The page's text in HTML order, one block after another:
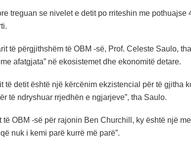
treguan se nivelet e detit po rriteshin me
të përgjithshëm të OBM -së, Prof. Celeste Saulo,
afatgjata” në ekosistemet dhe ekonomitë detare.
të detit është një kërcënim ekzistencial për të gjitha
të ndryshuar rrjedhën e ngjarjeve”, tha Saulo.
të OBM -së për rajonin Ben Churchill, ky është një
nuk i kemi parë kurrë më parë”.